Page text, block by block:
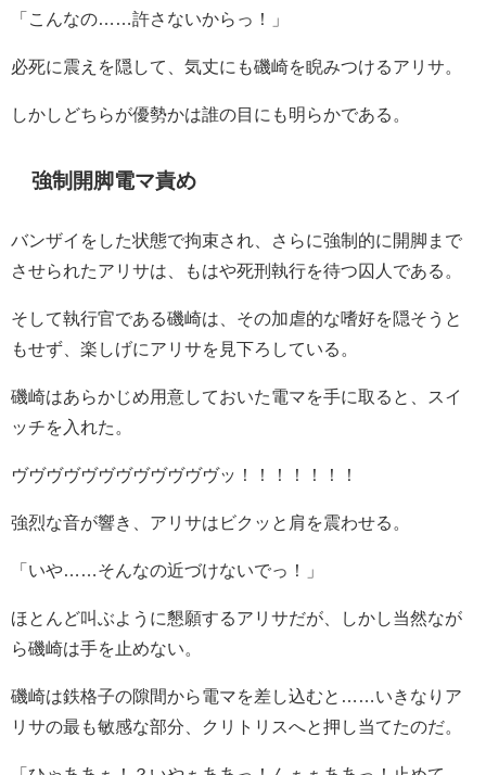
「こんなの……許さないからっ！」
必死に震えを隠して、気丈にも磯崎を睨みつけるアリサ。
しかしどちらが優勢かは誰の目にも明らかである。
強制開脚電マ責め
バンザイをした状態で拘束され、さらに強制的に開脚まで
させられたアリサは、もはや死刑執行を待つ囚人である。
そして執行官である磯崎は、その加虐的な嗜好を隠そうと
もせず、楽しげにアリサを見下ろしている。
磯崎はあらかじめ用意しておいた電マを手に取ると、スイ
ッチを入れた。
ヴヴヴヴヴヴヴヴヴヴヴヴッ！！！！！！！
強烈な音が響き、アリサはビクッと肩を震わせる。
「いや……そんなの近づけないでっ！」
ほとんど叫ぶように懇願するアリサだが、しかし当然なが
ら磯崎は手を止めない。
磯崎は鉄格子の隙間から電マを差し込むと……いきなりア
リサの最も敏感な部分、クリトリスへと押し当てたのだ。